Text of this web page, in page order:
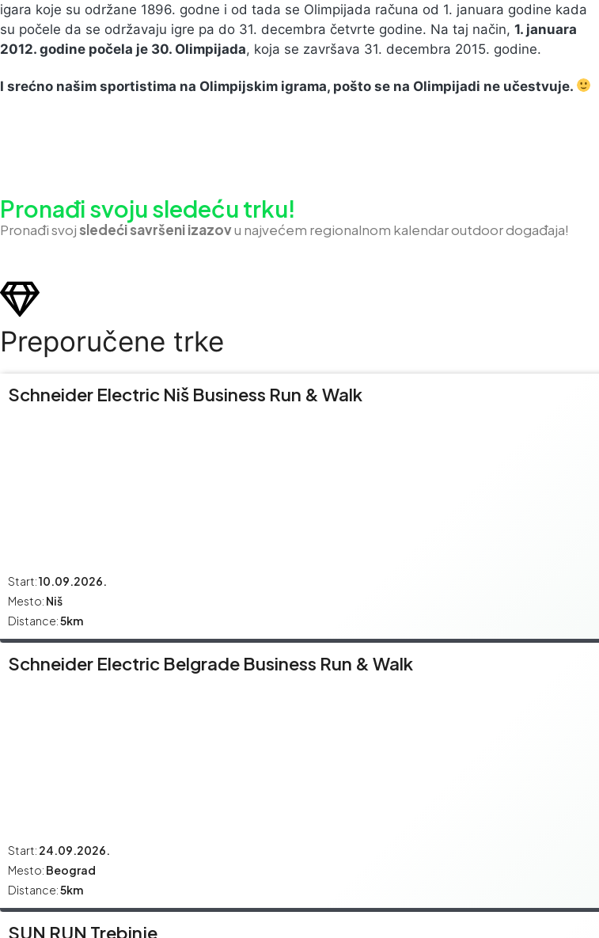
igara koje su održane 1896. godne i od tada se Olimpijada računa od 1. januara godine kada
su počele da se održavaju igre pa do 31. decembra četvrte godine. Na taj način, 1. januara
2012. godine počela je 30. Olimpijada, koja se završava 31. decembra 2015. godine.
I srećno našim sportistima na Olimpijskim igrama, pošto se na Olimpijadi ne učestvuje.
Pronađi svoju sledeću trku!
Pronađi svojsledeći savršeni izazovu najvećem regionalnom kalendar outdoor događaja!
Preporučene trke
Schneider Electric Niš Business Run & Walk
Start:10.09.2026.
Mesto: Niš
Distance:5km
Schneider Electric Belgrade Business Run & Walk
Start: 24.09.2026.
Mesto: Beograd
Distance:5km
SUN RUN Trebinje